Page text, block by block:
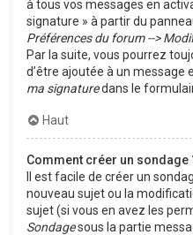
à tous vos messages en
signature » à partir du
Préférences du forum -->
Par la suite, vous pourrez
d’être ajoutée à un message
ma signaturedans le
Haut
Comment créer un sondage
Il est facile de créer un
nouveau sujet ou la
sujet (si vous en avez les
Sondagesous la partie